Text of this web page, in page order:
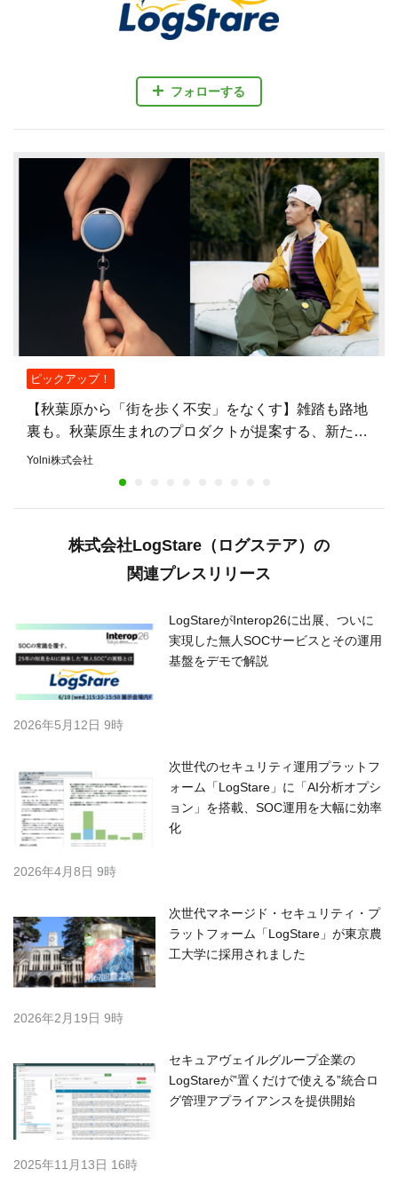
フォローする
ピックアップ！
【秋葉原から「街を歩く不安」をなくす】雑踏も路地
裏も。秋葉原生まれのプロダクトが提案する、新たな
安心のまちづくり
Yolni株式会社
株式会社LogStare（ログステア）の
関連プレスリリース
LogStareがInterop26に出展、ついに
実現した無人SOCサービスとその運用
基盤をデモで解説
2026年5月12日 9時
次世代のセキュリティ運用プラットフ
ォーム「LogStare」に「AI分析オプシ
ョン」を搭載、SOC運用を大幅に効率
化
2026年4月8日 9時
次世代マネージド・セキュリティ・プ
ラットフォーム「LogStare」が東京農
工大学に採用されました
2026年2月19日 9時
セキュアヴェイルグループ企業の
LogStareが”置くだけで使える”統合ロ
グ管理アプライアンスを提供開始
2025年11月13日 16時